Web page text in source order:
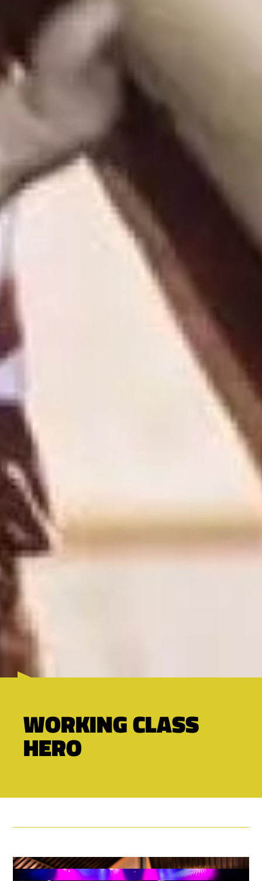
WORKING CLASS
HERO